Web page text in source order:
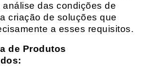
análise das condições de
criação de soluções que
a esses requisitos.
de Produtos